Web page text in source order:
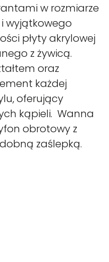
w rozmiarze
i wyjątkowego
płyty akrylowej
z żywicą.
oraz
każdej
oferujący
kąpieli. Wanna
obrotowy z
zaślepką.